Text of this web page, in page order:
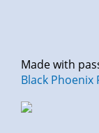
Made with
Black